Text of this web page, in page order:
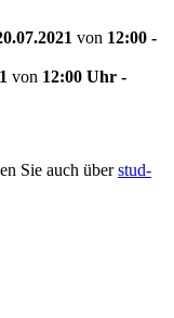
von 12:00 -
von 12:00 Uhr -
Sie auch überstud-